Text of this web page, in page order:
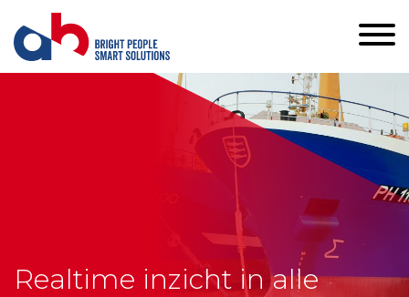
Realtime inzicht in alle